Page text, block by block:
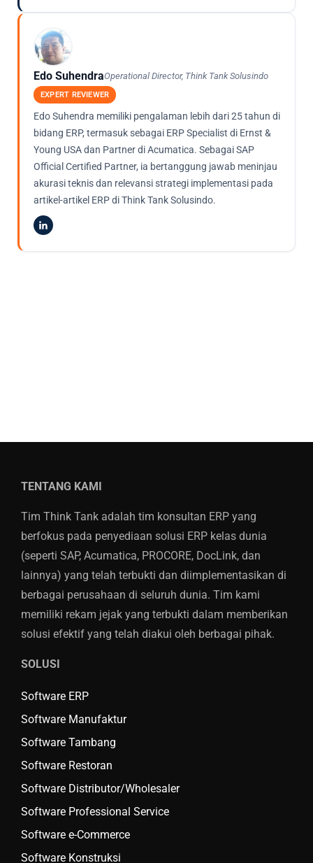
Edo SuhendraOperational Director, Think Tank Solusindo
EXPERT REVIEWER
Edo Suhendra memiliki pengalaman lebih dari 25 tahun di
bidang ERP, termasuk sebagai ERP Specialist di Ernst &
Young USA dan Partner di Acumatica. Sebagai SAP
Official Certified Partner, ia bertanggung jawab meninjau
akurasi teknis dan relevansi strategi implementasi pada
artikel-artikel ERP di Think Tank Solusindo.
TENTANG KAMI
Tim Think Tank adalah tim konsultan ERP yang
berfokus pada penyediaan solusi ERP kelas dunia
(seperti SAP, Acumatica, PROCORE, DocLink, dan
lainnya) yang telah terbukti dan diimplementasikan di
berbagai perusahaan di seluruh dunia. Tim kami
memiliki rekam jejak yang terbukti dalam memberikan
solusi efektif yang telah diakui oleh berbagai pihak.
SOLUSI
Software ERP
Software Manufaktur
Software Tambang
Software Restoran
Software Distributor/Wholesaler
Software Professional Service
Software e-Commerce
Software Konstruksi